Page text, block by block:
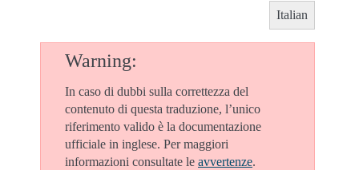
Italian
Warning
In caso di dubbi sulla correttezza del
contenuto di questa traduzione, l’unico
riferimento valido è la documentazione
ufficiale in inglese. Per maggiori
informazioni consultate le avvertenze.